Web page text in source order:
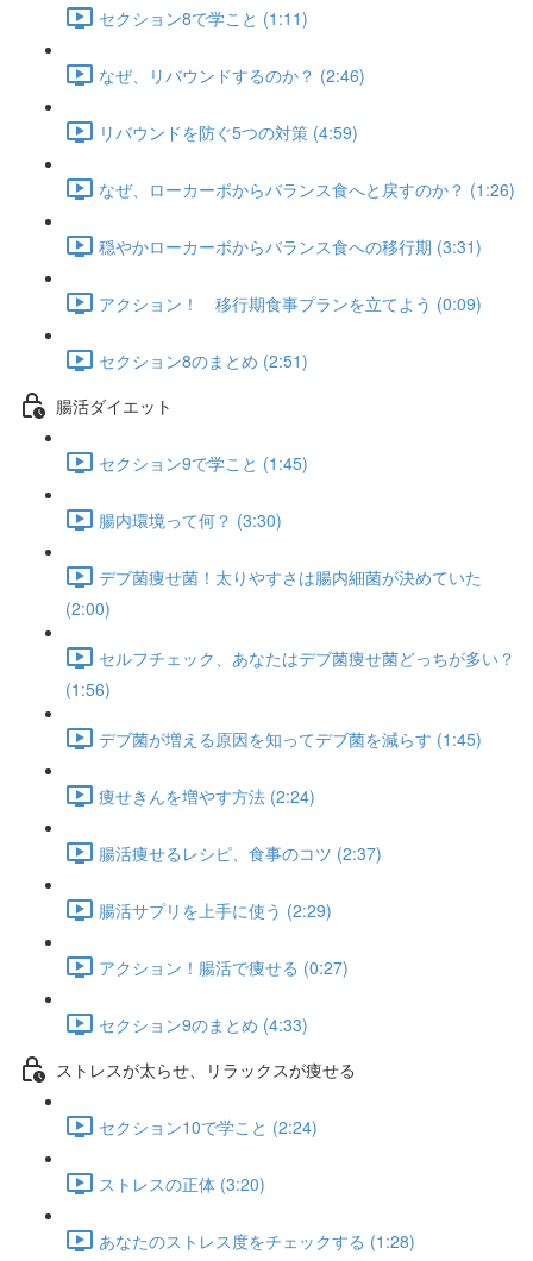
セクション8で学こと (1:11)
なぜ、リバウンドするのか？ (2:46)
リバウンドを防ぐ5つの対策 (4:59)
なぜ、ローカーボからバランス食へと戻すのか？ (1:26)
穏やかローカーボからバランス食への移行期 (3:31)
アクション！ 移行期食事プランを立てよう (0:09)
セクション8のまとめ (2:51)
腸活ダイエット
セクション9で学こと (1:45)
腸内環境って何？ (3:30)
デブ菌痩せ菌！太りやすさは腸内細菌が決めていた
(2:00)
セルフチェック、あなたはデブ菌痩せ菌どっちが多い？
(1:56)
デブ菌が増える原因を知ってデブ菌を減らす (1:45)
痩せきんを増やす方法 (2:24)
腸活痩せるレシピ、食事のコツ (2:37)
腸活サプリを上手に使う (2:29)
アクション！腸活で痩せる (0:27)
セクション9のまとめ (4:33)
ストレスが太らせ、リラックスが痩せる
セクション10で学こと (2:24)
ストレスの正体 (3:20)
あなたのストレス度をチェックする (1:28)